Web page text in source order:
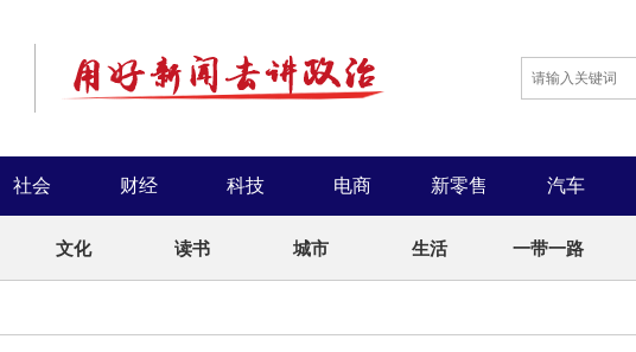
社会 财经 科技 电商 新零售 汽车
文化 读书 城市 生活 一带一路